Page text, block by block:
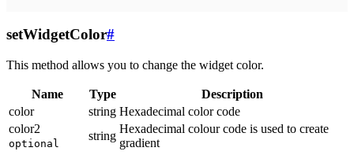
setWidgetColor#
This method allows you to change the widget color.
Name Type
Description
color
string Hexadecimal color code
color2
optional
string
Hexadecimal colour code is used to create
gradient